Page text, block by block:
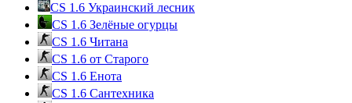
CS 1.6 Украинский лесник
CS 1.6 Зелёные огурцы
CS 1.6 Читана
CS 1.6 от Cтарого
CS 1.6 Енота
CS 1.6 Сантехника